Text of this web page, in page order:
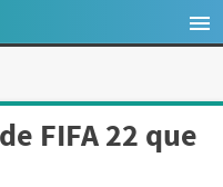
FIFA 22 que